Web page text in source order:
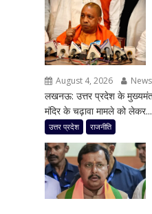
August 4, 2026
लखनऊ: उत्तर प्रदेश के
मंदिर के चढ़ावा मामले को लेकर...
उत्तर प्रदेश राजनीति